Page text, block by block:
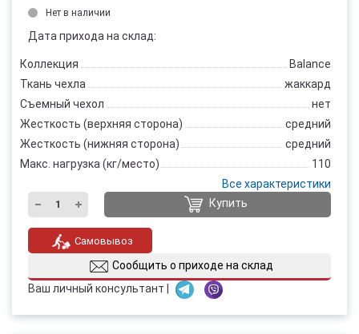
Нет в наличии
Дата прихода на склад:
Коллекция
Balance
Ткань чехла
жаккард
Съемный чехол
нет
Жесткость (верхняя сторона)
средний
Жесткость (нижняя сторона)
средний
Макс. нагрузка (кг/место)
110
Все характеристики
Купить
Самовывоз
Сообщить о приходе на склад
Ваш личный консультант |